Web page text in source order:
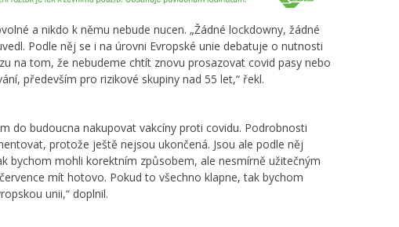
a nikdo k němu nebude nucen. „Žádné lockdowny, žádné
Podle něj se i na úrovni Evropské unie debatuje o nutnosti
na tom, že nebudeme chtít znovu prosazovat covid pasy nebo
především pro rizikové skupiny nad 55 let,“ řekl.
do budoucna nakupovat vakcíny proti covidu. Podrobnosti
protože ještě nejsou ukončená. Jsou ale podle něj
bychom mohli korektním způsobem, ale nesmírně užitečným
mít hotovo. Pokud to všechno klapne, tak bychom
unii,“ doplnil.